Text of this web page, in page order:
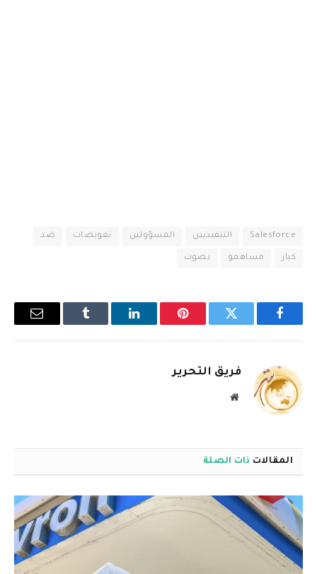
Salesforce التنفيذيين المسؤولين تعويضات ضد
كبار مساهمو يصوت
فيسبوك تويتر بينتيريستلينكدإن Tumblr
البريد
فريق التحرير
موقع
المقالات ذات الصلة